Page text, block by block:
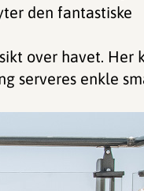
den fantastiske
over havet. Her
serveres enkle